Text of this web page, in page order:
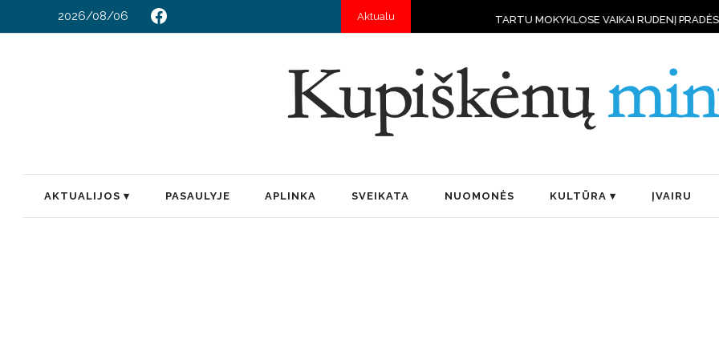
2026/08/06 Aktualu
TARTU MOKYKLOSE VAIKAI RUDENĮ PRADĖS MOKYTIS VALDYTI DRONUS
AKTUALIJOS PASAULYJE APLINKA SVEIKATA NUOMONĖS KULTŪRA ĮVAIRU